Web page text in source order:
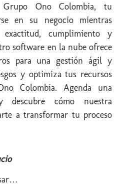
Ono Colombia, tu
en su negocio mientras
exactitud, cumplimiento y
software en la nube ofrece
para una gestión ágil y
y optimiza tus recursos
Colombia. Agenda una
descubre cómo nuestra
a transformar tu proceso